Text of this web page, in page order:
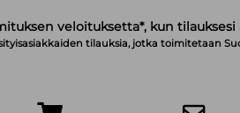
veloituksetta*, kun tilauksesi
tilauksia, jotka toimitetaan